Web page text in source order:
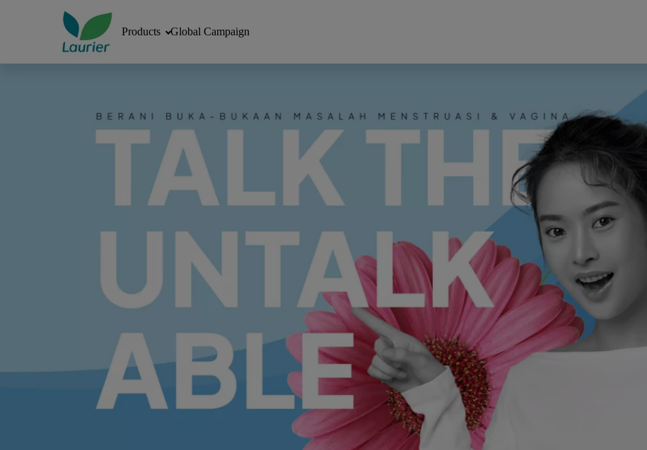
Products Global Campaign